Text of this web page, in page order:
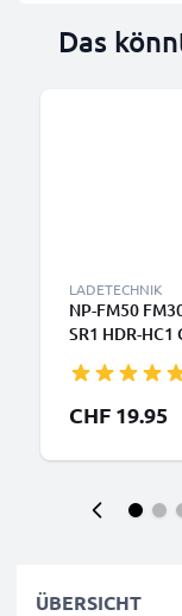
Das
LADETECHNIK
NP-FM50
SR1 HDR-HC1
CELLONIC
CHF 19.95
ÜBERSICHT